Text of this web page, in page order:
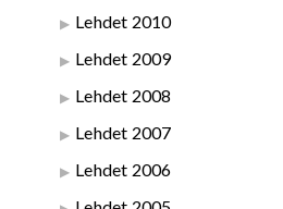
Lehdet 2010
Lehdet 2009
Lehdet 2008
Lehdet 2007
Lehdet 2006